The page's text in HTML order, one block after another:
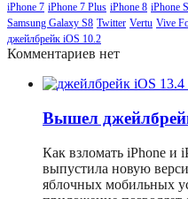
iPhone 7 iPhone 7 Plus iPhone 8 iPhone
Samsung Galaxy S8 Twitter Vertu Vive
джейлбрейк iOS 10.2
Комментариев нет
Вышел
Как взломать iPhone и
выпустила новую
яблочных мобильных